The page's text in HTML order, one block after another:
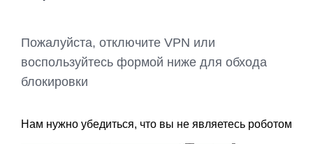
Пожалуйста, отключите VPN или
воспользуйтесь формой ниже для обхода
блокировки
Нам нужно убедиться, что вы не являетесь роботом